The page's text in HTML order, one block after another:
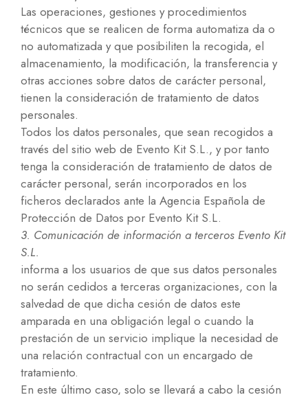
Las operaciones, gestiones y procedimientos
técnicos que se realicen de forma automatiza da o
no automatizada y que posibiliten la recogida, el
almacenamiento, la modificación, la transferencia y
otras acciones sobre datos de carácter personal,
tienen la consideración de tratamiento de datos
personales.
Todos los datos personales, que sean recogidos a
través del sitio web de Evento Kit S.L., y por tanto
tenga la consideración de tratamiento de datos de
carácter personal, serán incorporados en los
ficheros declarados ante la Agencia Española de
Protección de Datos por Evento Kit S.L.
3. Comunicación de información a terceros Evento Kit
S.L.
informa a los usuarios de que sus datos personales
no serán cedidos a terceras organizaciones, con la
salvedad de que dicha cesión de datos este
amparada en una obligación legal o cuando la
prestación de un servicio implique la necesidad de
una relación contractual con un encargado de
tratamiento.
En este último caso, solo se llevará a cabo la cesión